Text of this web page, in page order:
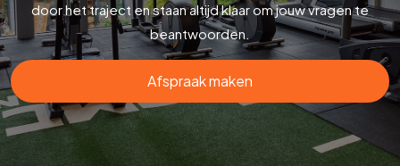
door het traject en staan altijd klaar om jouw vragen te
beantwoorden.
Afspraak maken